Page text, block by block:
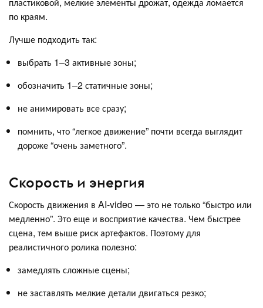
по краям.
Лучше подходить так:
выбрать 1–3 активные зоны;
обозначить 1–2 статичные зоны;
не анимировать все сразу;
помнить, что “легкое движение” почти всегда выглядит
дороже “очень заметного”.
Скорость и энергия
Скорость движения в AI-video — это не только “быстро или
медленно”. Это еще и восприятие качества. Чем быстрее
сцена, тем выше риск артефактов. Поэтому для
реалистичного ролика полезно:
замедлять сложные сцены;
не заставлять мелкие детали двигаться резко;